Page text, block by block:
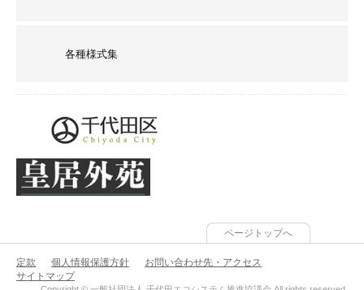
各種様式集
ページトップへ
定款 個人情報保護方針
お問い合わせ先・アクセス
サイトマップ